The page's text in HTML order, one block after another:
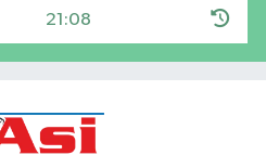
21:08